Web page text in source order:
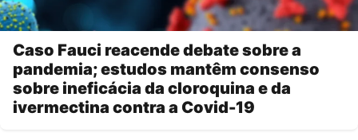
Caso Fauci reacende debate sobre a
pandemia; estudos mantêm consenso
sobre ineficácia da cloroquina e da
ivermectina contra a Covid-19